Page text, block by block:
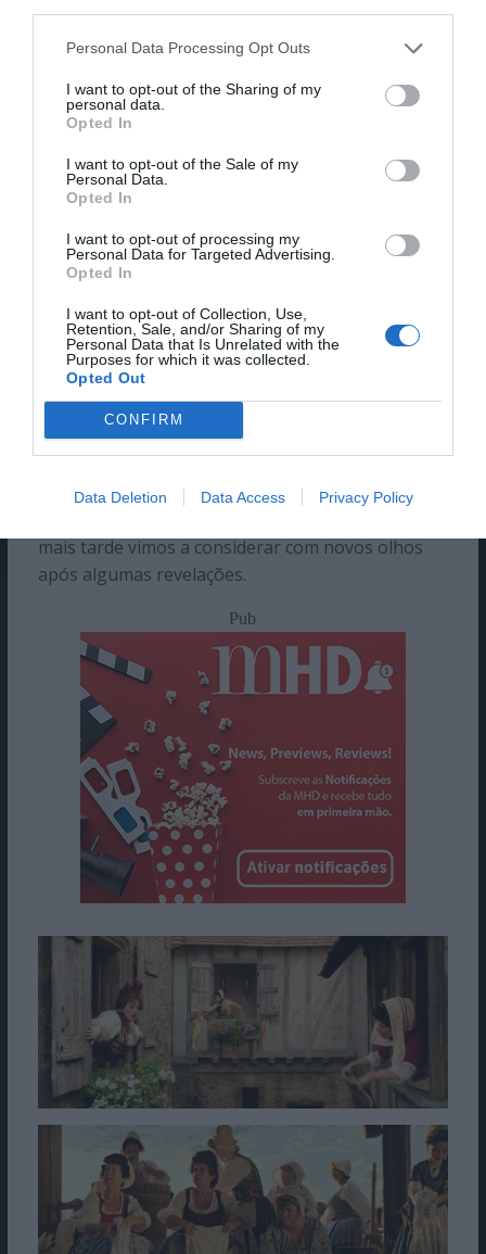
Personal Data Processing Opt Outs
I want to opt-out of the Sharing of my
personal data.
Opted In
I want to opt-out of the Sale of my
Personal Data.
Opted In
I want to opt-out of processing my
Personal Data for Targeted Advertising.
Opted In
I want to opt-out of Collection, Use,
Retention, Sale, and/or Sharing of my
Personal Data that Is Unrelated with the
Purposes for which it was collected.
Opted Out
CONFIRM
Data Deletion Data Access Privacy Policy
A segunda observação é menos positiva e refere-
se ao caos de ruído visual gerado pela obsessiva
quantidade de detalhes decorativos, texturas e
padrões contrastantes no guarda-roupa dos
figurantes. Isso pode ser singular culpa do diretor
de fotografia e da incompetência de Bill Condon
no que diz respeito à mise-en-scène mas não
poucas personagens que não está a afogar-se em
mais tarde vimos a considerar com novos olhos
após algumas revelações.
Pub